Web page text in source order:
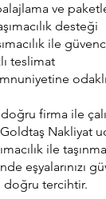
ve
desteği
ile
teslimat
odaklı
doğru firma ile
Nakliyat
ile
eşyalarınızı
doğru tercihtir.